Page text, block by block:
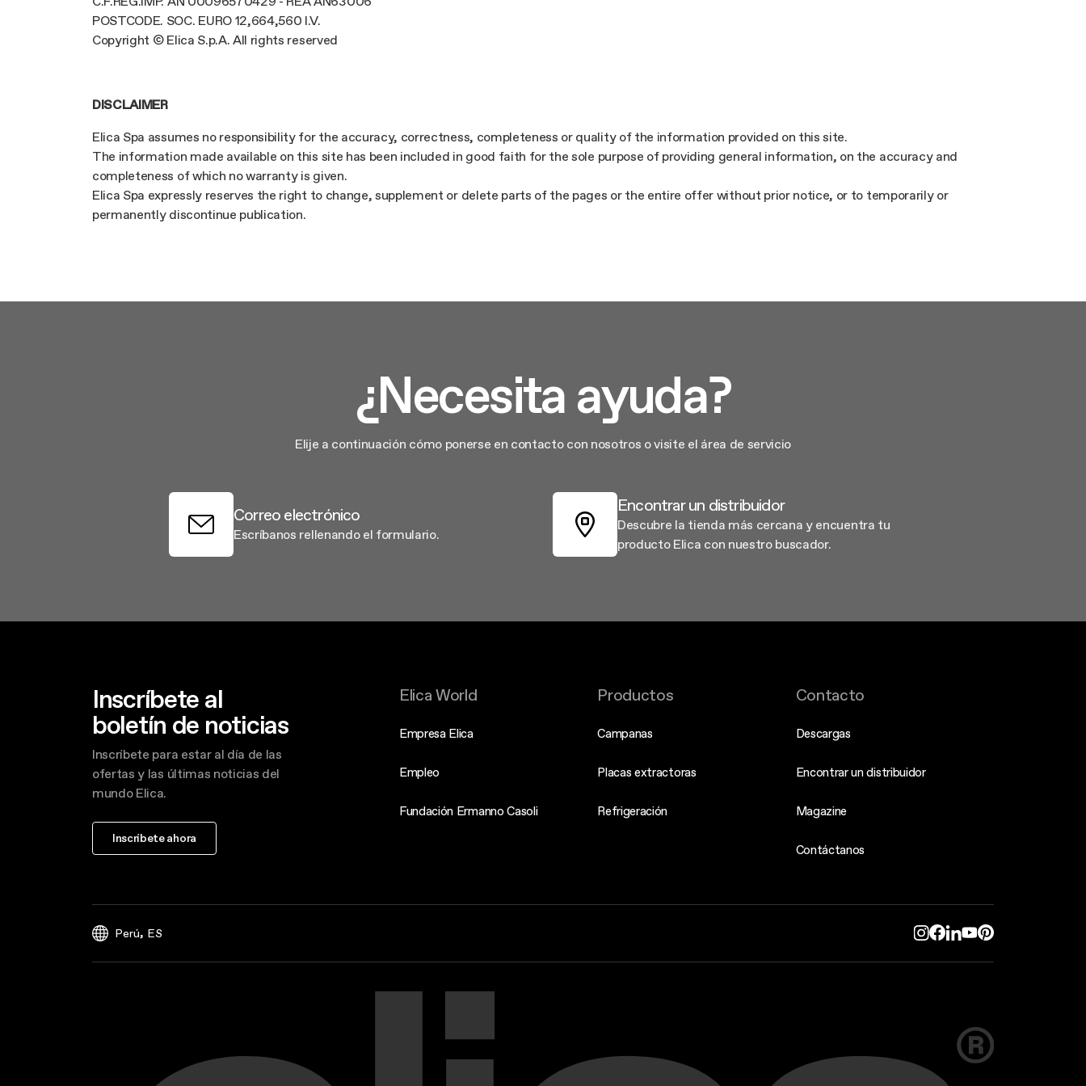
POSTCODE. SOC. EURO 12,664,560 I.V.
Copyright © Elica S.p.A. All rights reserved
DISCLAIMER
Elica Spa assumes no responsibility for the accuracy, correctness, completeness or quality of the information provided on this site.
The information made available on this site has been included in good faith for the sole purpose of providing general information, on the accuracy and
completeness of which no warranty is given.
Elica Spa expressly reserves the right to change, supplement or delete parts of the pages or the entire offer without prior notice, or to temporarily or
permanently discontinue publication.
¿Necesita ayuda?
Elije a continuación cómo ponerse en contacto con nosotros o visite el área de servicio
Correo electrónico
Escríbanos rellenando el formulario.
Encontrar un distribuidor
Descubre la tienda más cercana y encuentra tu
producto Elica con nuestro buscador.
Inscríbete al
boletín de noticias
Inscríbete para estar al día de las
ofertas y las últimas noticias del
mundo Elica.
Inscríbete ahora
Elica World
Empresa Elica
Empleo
Fundación Ermanno Casoli
Productos
Campanas
Placas extractoras
Refrigeración
Contacto
Descargas
Encontrar un distribuidor
Magazine
Contáctanos
Perú, ES